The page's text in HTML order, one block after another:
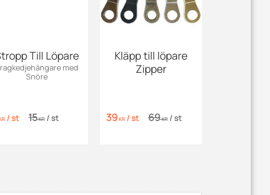
Till Löpare
med
Snöre
/st 15KR /st
Kläpp till löpare
Zipper
39KR /st 69KR /st